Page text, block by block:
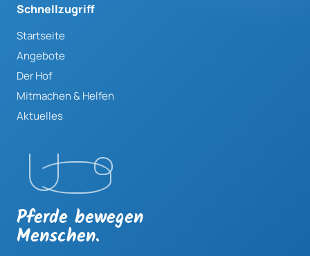
Schnellzugriff
Startseite
Angebote
Der Hof
Mitmachen & Helfen
Aktuelles
Pferde bewegen
Menschen.